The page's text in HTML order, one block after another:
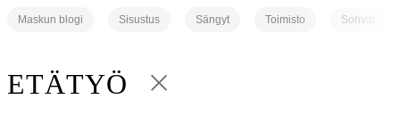
Maskun blogi Sisustus Sängyt Toimisto Sohvat
ETÄTYÖ Takaisin